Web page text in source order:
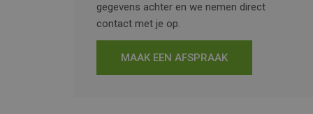
gegevens achter en we nemen direct
contact met je op.
MAAK EEN AFSPRAAK